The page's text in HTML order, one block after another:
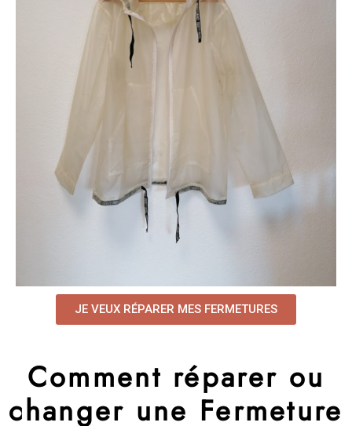
JE VEUX RÉPARER MES FERMETURES
Comment réparer ou
changer une Fermeture